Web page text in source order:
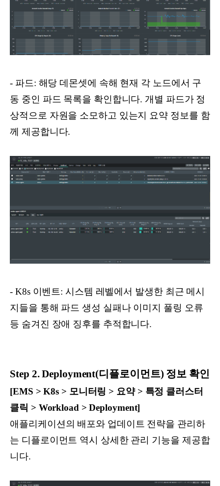
- 파드: 해당 데몬셋에 속해 현재 각 노드에서 구
동 중인 파드 목록을 확인합니다. 개별 파드가 정
상적으로 자원을 소모하고 있는지 요약 정보를 함
께 제공합니다.
- K8s 이벤트: 시스템 레벨에서 발생한 최근 메시
지들을 통해 파드 생성 실패나 이미지 풀링 오류
등 숨겨진 장애 징후를 추적합니다.
Step 2. Deployment(디플로이먼트) 정보 확인
[EMS > K8s > 모니터링 > 요약 > 특정 클러스터
클릭 > Workload > Deployment]
애플리케이션의 배포와 업데이트 전략을 관리하
는 디플로이먼트 역시 상세한 관리 기능을 제공합
니다.